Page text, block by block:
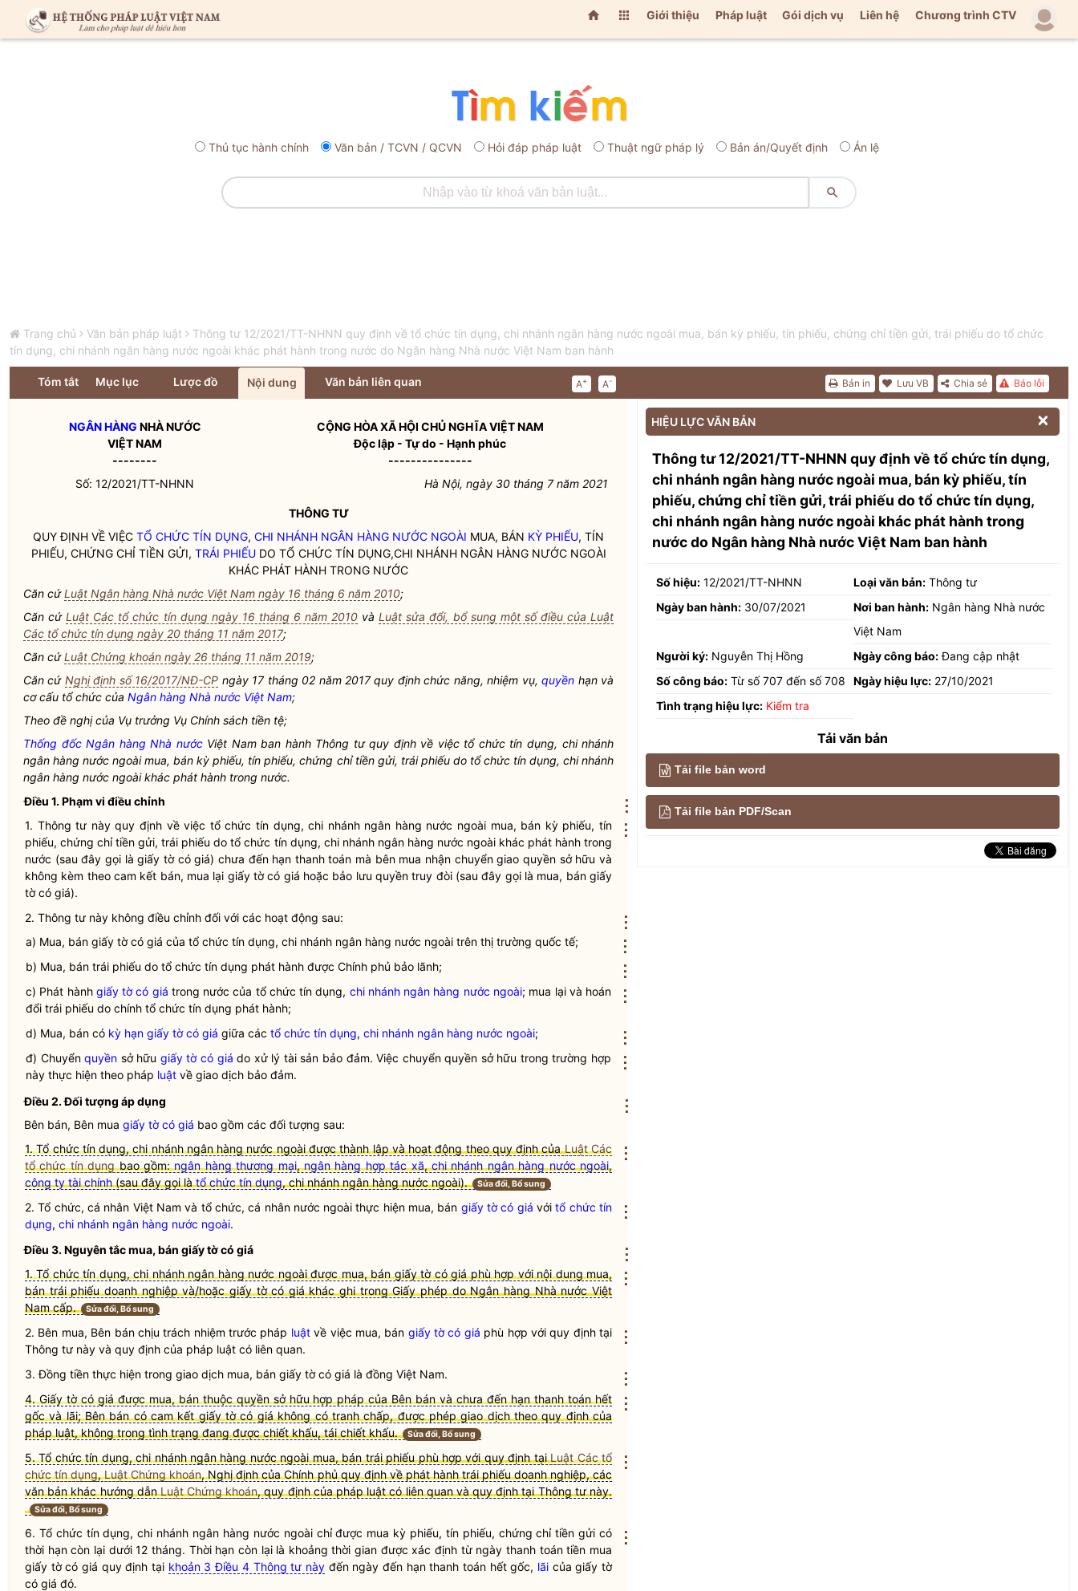
  Giới thiệu Pháp luật Gói dịch vụ Liên hệ Chương trình CTV
Thủ tục hành chính Văn bản / TCVN / QCVN Hỏi đáp pháp luật Thuật ngữ pháp lý Bản án/Quyết định Án lệ

Trang chủ Văn bản pháp luật
Thông tư 12/2021/TT-NHNN quy định về tổ chức tín dụng, chi nhánh ngân hàng nước ngoài mua, bán kỳ phiếu, tín phiếu, chứng chỉ tiền gửi, trái phiếu do tổ chức
tín dụng, chi nhánh ngân hàng nước ngoài khác phát hành trong nước do Ngân hàng Nhà nước Việt Nam ban hành
Tóm tắt Mục lục Lược đồ Nội dung Văn bản liên quan A+ A- Báo lỗi
Chia sẻ
Lưu VB
Bản in
NGÂN HÀNG NHÀ NƯỚC
VIỆT NAM
--------
CỘNG HÒA XÃ HỘI CHỦ NGHĨA VIỆT NAM
Độc lập - Tự do - Hạnh phúc
---------------
Số: 12/2021/TT-NHNN
Hà Nội, ngày 30 tháng 7 năm 2021
THÔNG TƯ
QUY ĐỊNH VỀ VIỆC TỔ CHỨC TÍN DỤNG, CHI NHÁNH NGÂN HÀNG NƯỚC NGOÀI MUA, BÁN KỲ PHIẾU, TÍN
PHIẾU, CHỨNG CHỈ TIỀN GỬI, TRÁI PHIẾUDO TỔ CHỨC TÍN DỤNG,CHI NHÁNH NGÂN HÀNG NƯỚC NGOÀI
KHÁC PHÁT HÀNH TRONG NƯỚC
Căn cứLuật Ngân hàng Nhà nước Việt Nam ngày 16 tháng 6 năm 2010;
Căn cứLuật Các tổ chức tín dụng ngày 16 tháng 6 năm 2010 vàLuật sửa đổi, bổ sung một số điều của Luật
Các tổ chức tín dụng ngày 20 tháng 11 năm 2017;
Căn cứLuật Chứng khoán ngày 26 tháng 11 năm 2019;
Căn cứ Nghị định số 16/2017/NĐ-CP ngày 17 tháng 02 năm 2017 quy định chức năng, nhiệm vụ,quyền hạn và
cơ cấu tổ chức của Ngân hàng Nhà nước Việt Nam;
Theo đề nghị của Vụ trưởng Vụ Chính sách tiền tệ;
Thống đốc Ngân hàng Nhà nướcViệt Nam ban hành Thông tư quy định về việc tổ chức tín dụng, chi nhánh
ngân hàng nước ngoàimua, bánkỳ phiếu, tín phiếu, chứng chỉ tiền gửi, trái phiếudo tổ chức tín dụng, chi nhánh
ngân hàng nước ngoàikhác phát hành trong nước.
Điều 1. Phạm vi điều chỉnh
1. Thông tư này quy định về việc tổ chức tín dụng,chi nhánh ngân hàng nước ngoài mua, bán kỳ phiếu, tín
phiếu, chứng chỉ tiền gửi,trái phiếu dotổ chức tín dụng, chi nhánh ngân hàng nước ngoàikhác phát hành trong
nước (sau đây gọi làgiấy tờ có giá) chưa đến hạn thanh toán mà bên mua nhận chuyển giaoquyền sở hữu và
không kèm theo cam kết bán, mua lại giấy tờ có giá hoặc bảo lưuquyền truy đòi (sau đây gọi là mua, bángiấy
tờ có giá).
2. Thông tư này không điều chỉnh đối với các hoạt động sau:
a) Mua, bán giấy tờ có giá của tổ chức tín dụng, chi nhánh ngân hàng nước ngoài trên thị trường quốc tế;
b) Mua, bán trái phiếu do tổ chức tín dụng phát hành được Chính phủ bảo lãnh;
c) Phát hành giấy tờ có giá trong nước của tổ chức tín dụng, chi nhánh ngân hàng nước ngoài; mua lại và hoán
đổi trái phiếu do chính tổ chức tín dụng phát hành;
d) Mua, bán có kỳ hạn giấy tờ có giá giữa các tổ chức tín dụng, chi nhánh ngân hàng nước ngoài;
đ) Chuyểnquyền sở hữu giấy tờ có giá do xử lý tài sản bảo đảm. Việc chuyểnquyền sở hữu trong trường hợp
này thực hiện theo pháp luật về giao dịch bảo đảm.
Điều 2. Đối tượng áp dụng
Bên bán, Bên mua giấy tờ có giá bao gồm các đối tượng sau:
1. Tổ chức tín dụng, chi nhánh ngân hàng nước ngoài được thành lập và hoạt động theo quy định củaLuật Các
tổ chức tín dụngbao gồm:ngân hàng thương mại,ngân hàng hợp tác xã,chi nhánh ngân hàng nước ngoài,
công ty tài chính(sau đây gọi làtổ chức tín dụng,chi nhánh ngân hàng nước ngoài). Sửa đổi, Bổ sung
2. Tổ chức, cá nhân Việt Nam và tổ chức, cá nhân nước ngoài thực hiện mua, bán giấy tờ có giá vớitổ chức tín
dụng, chi nhánh ngân hàng nước ngoài.
Điều 3. Nguyên tắc mua, bán giấy tờ có giá
1. Tổ chức tín dụng, chi nhánh ngân hàng nước ngoài được mua, bán giấy tờ có giá phù hợp với nội dung mua,
bán trái phiếu doanh nghiệp và/hoặc giấy tờ có giá khác ghi trong Giấy phép do Ngân hàng Nhà nước Việt
Nam cấp.
Sửa đổi, Bổ sung
2. Bên mua, Bên bán chịu trách nhiệm trước pháp luậtvề việc mua, bán giấy tờ có giá phù hợp với quy định tại
Thông tư này và quy định của pháp luật có liên quan.
3. Đồng tiền thực hiện trong giao dịch mua, bán giấy tờ có giá là đồng Việt Nam.
4. Giấy tờ có giá được mua, bán thuộc quyền sở hữu hợp pháp của Bên bán và chưa đến hạn thanh toán hết
gốc và lãi; Bên bán có cam kết giấy tờ có giá không có tranh chấp, được phép giao dịch theo quy định của
pháp luật, không trong tình trạng đang được chiết khấu, tái chiết khấu.
Sửa đổi, Bổ sung
5. Tổ chức tín dụng, chi nhánh ngân hàng nước ngoài mua, bán trái phiếu phù hợp với quy định tạiLuật Các tổ
chức tín dụng,Luật Chứng khoán, Nghị định của Chính phủ quy định về phát hànhtrái phiếudoanh nghiệp, các
văn bản khác hướng dẫnLuật Chứng khoán, quy định của phápluậtcó liên quan và quy định tại Thông tư này.
Sửa đổi, Bổ sung
6. Tổ chức tín dụng,chi nhánh ngân hàng nước ngoàichỉ được mua kỳ phiếu, tín phiếu, chứng chỉ tiền gửi có
thời hạn còn lại dưới 12 tháng. Thời hạn còn lại là khoảng thời gian được xác định từ ngày thanh toán tiền mua
giấy tờ có giá quy định tại khoản 3 Điều 4 Thông tư nàyđến ngày đến hạn thanh toán hết gốc, lãi củagiấy tờ
có giá đó.
HIỆU LỰC VĂN BẢN 
Thông tư 12/2021/TT-NHNN quy định về tổ chức tín dụng,
chi nhánh ngân hàng nước ngoài mua, bán kỳ phiếu, tín
phiếu, chứng chỉ tiền gửi, trái phiếu do tổ chức tín dụng,
chi nhánh ngân hàng nước ngoài khác phát hành trong
nước do Ngân hàng Nhà nước Việt Nam ban hành
Số hiệu: 12/2021/TT-NHNN Loại văn bản: Thông tư
Ngày ban hành: 30/07/2021 Nơi ban hành: Ngân hàng Nhà nước
Việt Nam
Người ký: Nguyễn Thị Hồng Ngày công báo:Đang cập nhật
Số công báo: Từ số 707 đến số 708 Ngày hiệu lực: 27/10/2021
Tình trạng hiệu lực: Kiểm tra
Tải văn bản
Tải file bản word
Tải file bản PDF/Scan
⋮
⋮
⋮
⋮
⋮
⋮
⋮
⋮
⋮
⋮
⋮
⋮
⋮
⋮
⋮
⋮
⋮
⋮